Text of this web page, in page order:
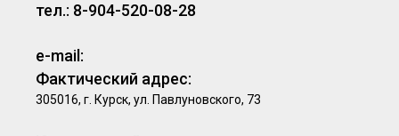
тел.: 8-904-520-08-28
e-mail:
Фактический адрес:
305016, г. Курск, ул. Павлуновского, 73